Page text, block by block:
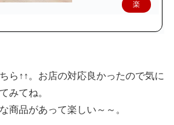
楽
ら↑↑。お店の対応良かったので気に
みてね。
商品があって楽しい～～。